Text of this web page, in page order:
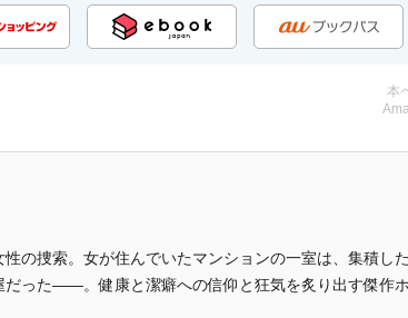
本
の捜索。女が住んでいたマンションの一室は、集積した
だった――。健康と潔癖への信仰と狂気を炙り出す傑作ホ